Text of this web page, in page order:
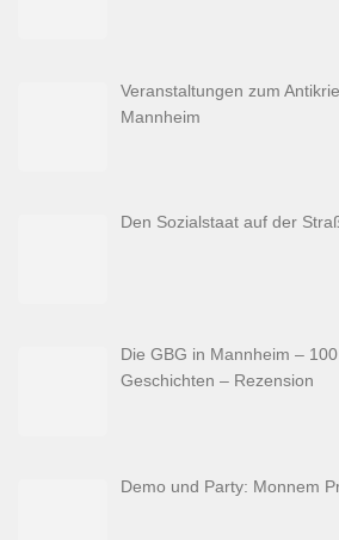
Veranstaltungen zum
Mannheim
Den Sozialstaat auf der
Die GBG in Mannheim –
Geschichten – Rezension
Demo und Party: Monnem